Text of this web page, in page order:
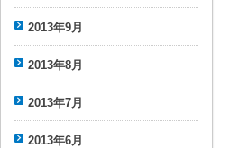
2013年9月
2013年8月
2013年7月
2013年6月